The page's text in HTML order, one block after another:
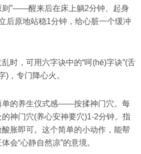
则”——醒来后在床上躺2分钟、起身
后原地站稳1分钟，给心脏一个缓冲
时，可用六字诀中的“呵(hē)字诀”(舌
)，专门降心火。
单的养生仪式感——按揉神门穴。每
神门穴(养心安神要穴)1-2分钟。指
胀即可。这个简单的小动作，能帮
会“心静自然凉”的意境。